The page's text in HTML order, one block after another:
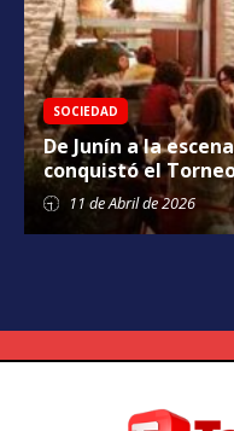
SOCIEDAD
De Junín a la
conquistó el
11 deAbrilde 2026